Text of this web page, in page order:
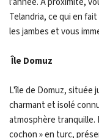
Telandria, ce qui en
les jambes et vous
Île Domuz
L'île de Domuz, située
charmant et isolé
atmosphère tranquille.
cochon » en turc,